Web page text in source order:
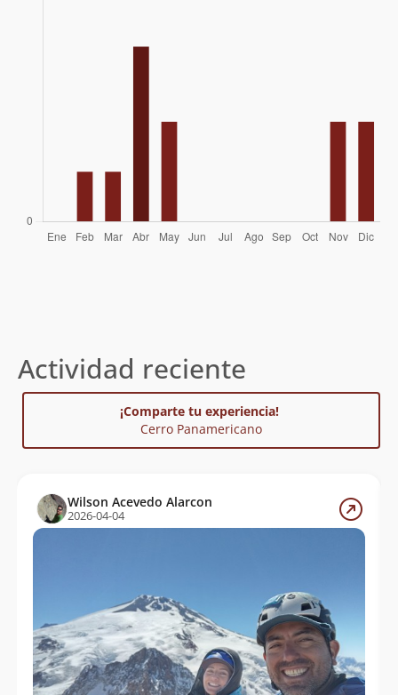
Actividad reciente
¡Comparte tu experiencia!
Cerro Panamericano
Wilson Acevedo Alarcon
2026-04-04